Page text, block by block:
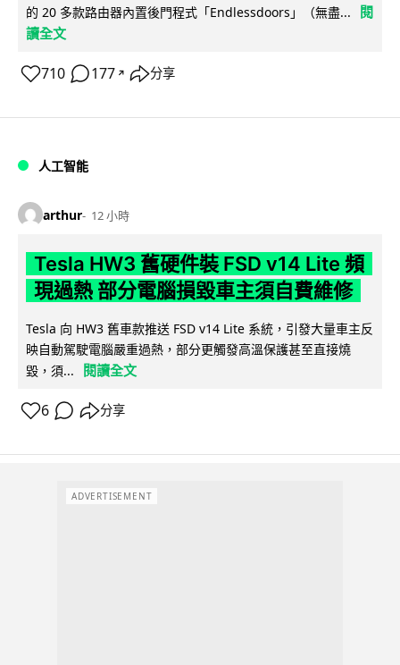
的 20 多款路由器內置後門程式「Endlessdoors」（無盡...
閱
讀全文
710 177 ↗ 分享
人工智能
arthur 12 小時
Tesla HW3 舊硬件裝 FSD v14 Lite 頻
現過熱 部分電腦損毀車主須自費維修
Tesla 向 HW3 舊車款推送 FSD v14 Lite 系統，引發大量車主反
映自動駕駛電腦嚴重過熱，部分更觸發高溫保護甚至直接燒
毀，須...
閱讀全文
6 分享
ADVERTISEMENT